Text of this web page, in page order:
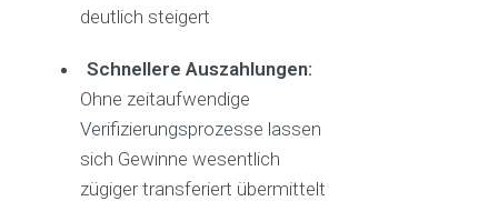
deutlich steigert
Schnellere Auszahlungen:
Ohne zeitaufwendige
Verifizierungsprozesse lassen
sich Gewinne wesentlich
zügiger transferiert übermittelt